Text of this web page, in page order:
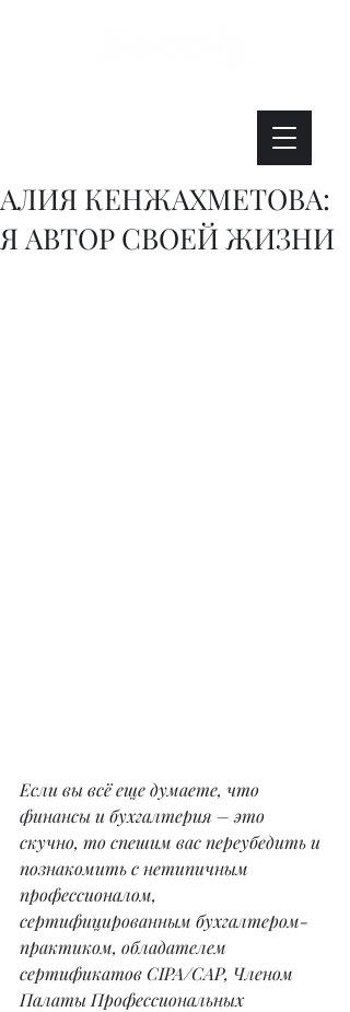
АЛИЯ КЕНЖАХМЕТОВА:
Я АВТОР СВОЕЙ ЖИЗНИ
Если вы всё еще думаете, что
финансы и бухгалтерия – это
скучно, то спешим вас переубедить и
познакомить с нетипичным
профессионалом,
сертифицированным бухгалтером-
практиком, обладателем
сертификатов CIPA/CAP, Членом
Палаты Профессиональных